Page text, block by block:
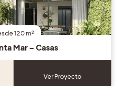
120 m²
Mar – Casas
Ver Proyecto